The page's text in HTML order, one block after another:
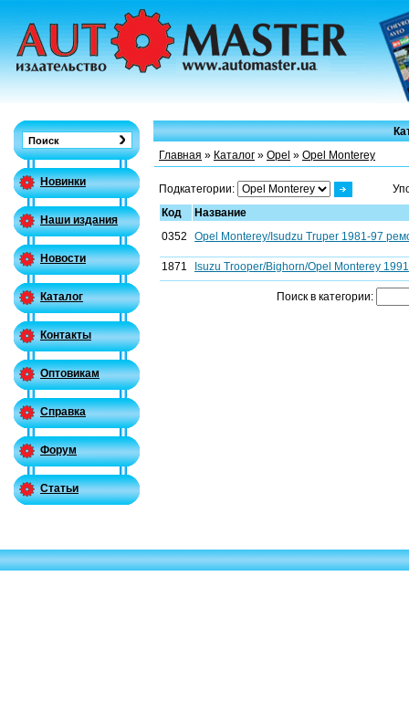
Новинки
Наши издания
Новости
Каталог
Контакты
Оптовикам
Справка
Форум
Статьи
Главная » Каталог » Opel » Opel Monterey
Подкатегории:
Код
Название
0352
Opel Monterey/Isudzu Truper 1981-97
1871 Isuzu Trooper/Bighorn/Opel Monterey
Поиск в категории: